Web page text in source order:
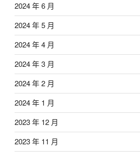
2024 年 6 月
2024 年 5 月
2024 年 4 月
2024 年 3 月
2024 年 2 月
2024 年 1 月
2023 年 12 月
2023 年 11 月